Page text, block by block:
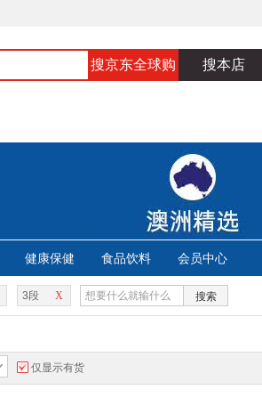
搜京东全球购 搜本店
健康保健 食品饮料 会员中心
X
3段 搜索
仅显示有货